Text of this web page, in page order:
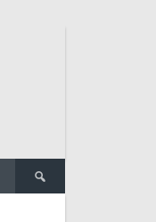
Suchen
nach: